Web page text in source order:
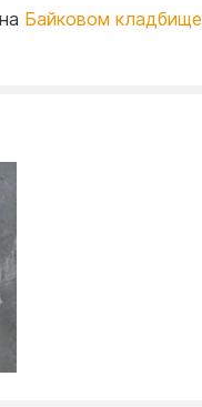
Байковом кладбище